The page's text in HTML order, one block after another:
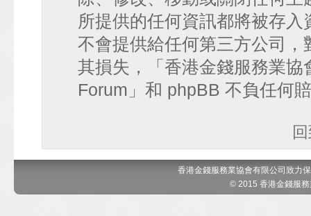
所提供的任何資訊都將被存
不會提供給任何第三方公司
其損失，「香港金錢服務業
Forum」和 phpBB 不負任何
香港金錢服務業協會有限公司致力
© 2015 香港金錢服